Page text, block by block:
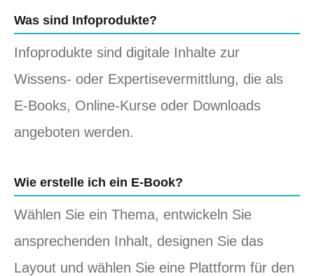
Was sind Infoprodukte?
Infoprodukte sind digitale Inhalte zur
Wissens- oder Expertisevermittlung, die als
E-Books, Online-Kurse oder Downloads
angeboten werden.
Wie erstelle ich ein E-Book?
Wählen Sie ein Thema, entwickeln Sie
ansprechenden Inhalt, designen Sie das
Layout und wählen Sie eine Plattform für den